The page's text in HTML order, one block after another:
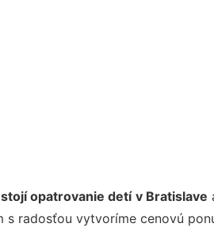
opatrovanie detí v Bratislave
s radosťou vytvoríme cenovú